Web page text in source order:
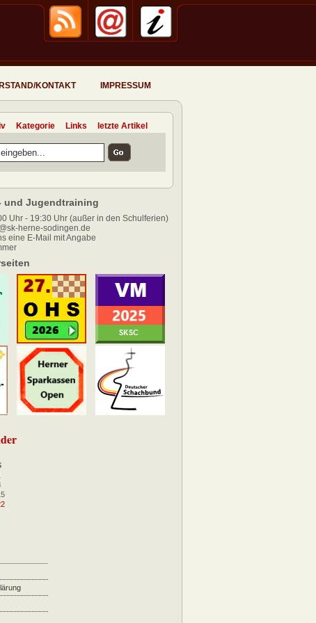
KONTAKT IMPRESSUM
Kategorie Links letzte Artikel
und Jugendtraining
Uhr - 19:30 Uhr (außer in den Schulferien)
herne-sodingen.de
eine E-Mail mit Angabe